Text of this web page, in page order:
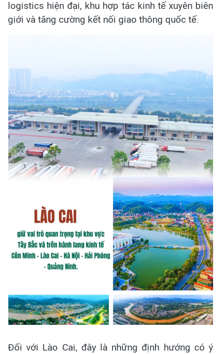
logistics hiện đại, khu hợp tác kinh tế xuyên biên
giới và tăng cường kết nối giao thông quốc tế.
Đối với Lào Cai, đây là những định hướng có ý